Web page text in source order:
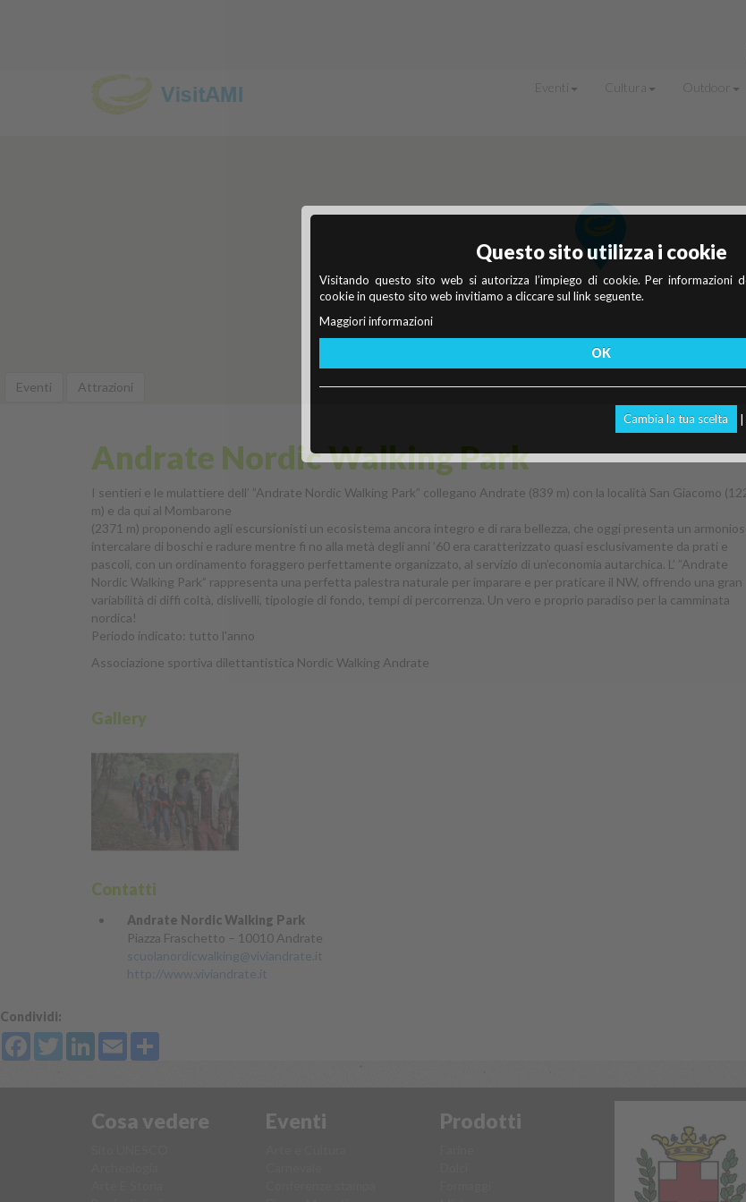
Eventi Cultura Outdoor
Andrate Nordic Walking Park
I sentieri e le mulattiere dell’ ”Andrate Nordic Walking Park” collegano Andrate (839 m) con la località San Giacomo
m) e da qui al Mombarone
(2371 m) proponendo agli escursionisti un ecosistema ancora integro e di rara bellezza, che oggi presenta un
intercalare di boschi e radure mentre fi no alla metà degli anni ’60 era caratterizzato quasi esclusivamente da prati e
pascoli, con un ordinamento foraggero perfettamente organizzato, al servizio di un’economia autarchica. L’ ”Andrate
Nordic Walking Park” rappresenta una perfetta palestra naturale per imparare e per praticare il NW, offrendo una gran
variabilità di diffi coltà, dislivelli, tipologie di fondo, tempi di percorrenza. Un vero e proprio paradiso per la camminata
nordica!
Periodo indicato: tutto l'anno
Associazione sportiva dilettantistica Nordic Walking Andrate
Gallery
Contatti
Andrate Nordic Walking Park
Piazza Fraschetto – 10010 Andrate
scuolanordicwalking@viviandrate.it
http://www.viviandrate.it
Condividi:
FacebookTwitterLinkedInEmail
Cosa vedere Eventi Prodotti
Questo sito utilizza i cookie
Visitando questo sito web si autorizza l’impiego di cookie. Per informazioni
cookie in questo sito web invitiamo a cliccare sul link seguente.
Maggiori informazioni
OK
Cambia la tua scelta |